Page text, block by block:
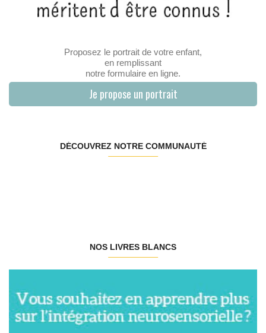
Proposez le portrait de votre enfant,
en remplissant
notre formulaire en ligne.
Je propose un portrait
DÉCOUVREZ NOTRE COMMUNAUTÉ
NOS LIVRES BLANCS